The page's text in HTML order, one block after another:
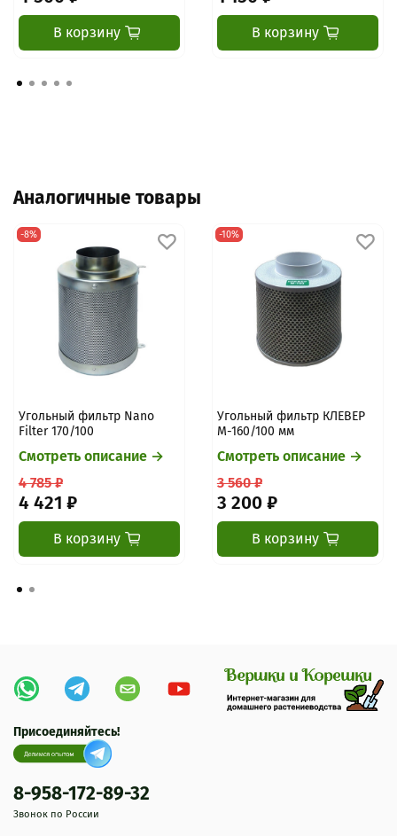
В корзину В корзину
Аналогичные товары
-8%
Угольный фильтр Nano
Filter 170/100
Смотреть описание →
4 785 ₽
4 421 ₽
В корзину
-10%
Угольный фильтр КЛЕВЕР
М-160/100 мм
Смотреть описание →
3 560 ₽
3 200 ₽
В корзину
Присоединяйтесь!
8-958-172-89-32
Звонок по России